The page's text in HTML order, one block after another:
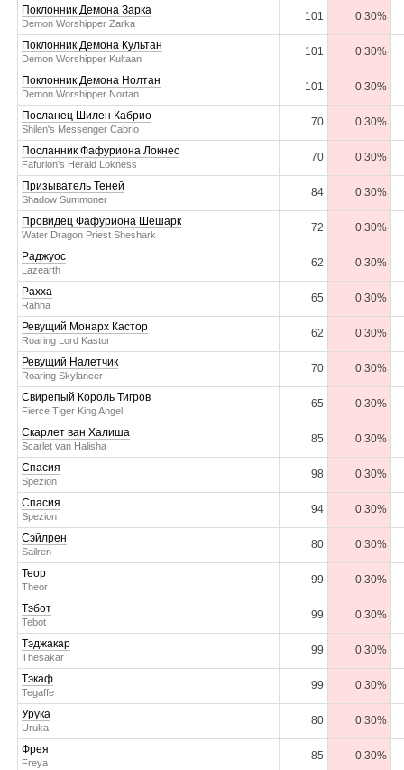
Поклонник Демона Зарка
Demon Worshipper Zarka
101 0.30%
Поклонник Демона Культан
Demon Worshipper Kultaan
101 0.30%
Поклонник Демона Нолтан
Demon Worshipper Nortan
101 0.30%
Посланец Шилен Кабрио
Shilen's Messenger Cabrio
70 0.30%
Посланник Фафуриона Локнес
Fafurion's Herald Lokness
70 0.30%
Призыватель Теней
Shadow Summoner
84 0.30%
Провидец Фафуриона Шешарк
Water Dragon Priest Sheshark
72 0.30%
Раджуос
Lazearth
62 0.30%
Рахха
Rahha
65 0.30%
Ревущий Монарх Кастор
Roaring Lord Kastor
62 0.30%
Ревущий Налетчик
Roaring Skylancer
70 0.30%
Свирепый Король Тигров
Fierce Tiger King Angel
65 0.30%
Скарлет ван Халиша
Scarlet van Halisha
85 0.30%
Спасия
Spezion
98 0.30%
Спасия
Spezion
94 0.30%
Сэйлрен
Sailren
80 0.30%
Теор
Theor
99 0.30%
Тэбот
Tebot
99 0.30%
Тэджакар
Thesakar
99 0.30%
Тэкаф
Tegaffe
99 0.30%
Урука
Uruka
80 0.30%
Фрея
Freya
85 0.30%